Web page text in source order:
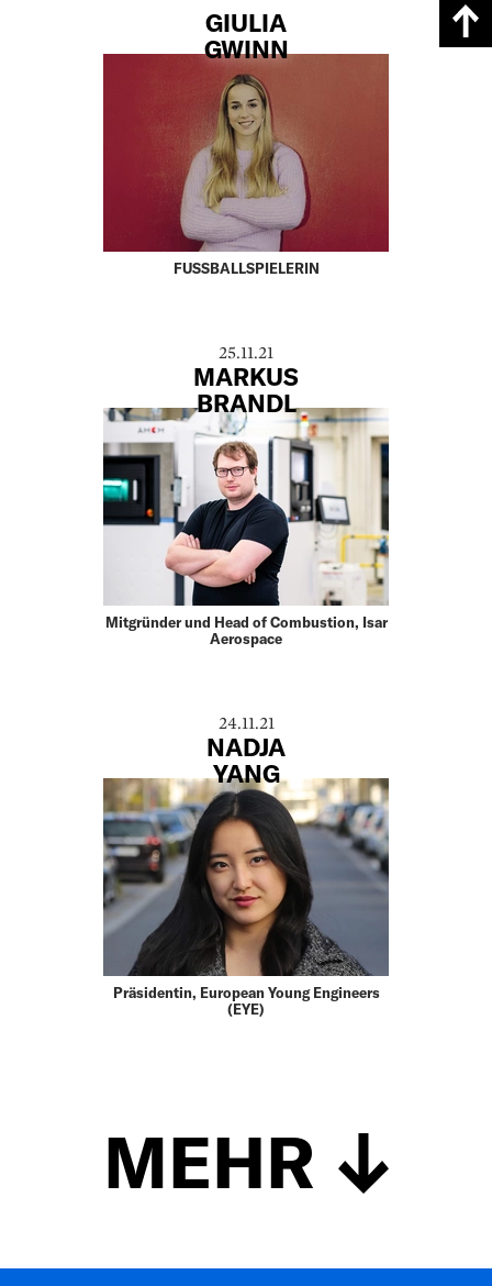
GIULIA
GWINN
FUSSBALLSPIELERIN
25.11.21
MARKUS
BRANDL
Mitgründer und Head of Combustion, Isar
Aerospace
24.11.21
NADJA
YANG
Präsidentin, European Young Engineers
(EYE)
MEHR